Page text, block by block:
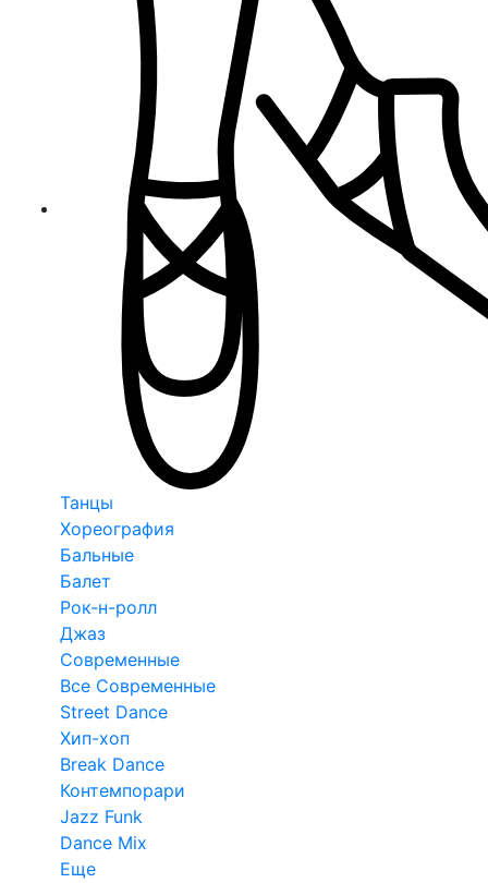
Танцы
Хореография
Бальные
Балет
Рок-н-ролл
Джаз
Современные
Все Современные
Street Dance
Хип-хоп
Break Dance
Контемпорари
Jazz Funk
Dance Mix
Еще